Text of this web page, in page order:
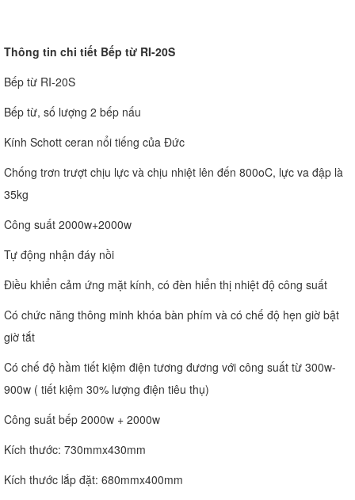
Thông tin chi tiết Bếp từ RI-20S
Bếp từ RI-20S
Bếp từ, số lượng 2 bếp nấu
Kính Schott ceran nổi tiếng của Đức
Chống trơn trượt chịu lực và chịu nhiệt lên đến 800oC, lực va đập là
35kg
Công suất 2000w+2000w
Tự động nhận đáy nồi
Điều khiển cảm ứng mặt kính, có đèn hiển thị nhiệt độ công suất
Có chức năng thông minh khóa bàn phím và có chế độ hẹn giờ bật
giờ tắt
Có chế độ hầm tiết kiệm điện tương đương với công suất từ 300w-
900w ( tiết kiệm 30% lượng điện tiêu thụ)
Công suất bếp 2000w + 2000w
Kích thước: 730mmx430mm
Kích thước lắp đặt: 680mmx400mm